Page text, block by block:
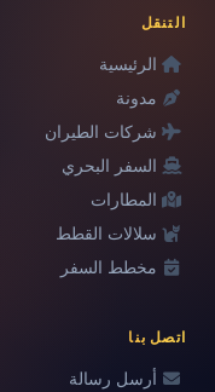
التنقل
الرئيسية
مدونة
شركات الطيران
السفر البحري
المطارات
سلالات القطط
مخطط السفر
اتصل بنا
أرسل رسالة